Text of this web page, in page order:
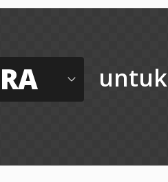
RA untuk